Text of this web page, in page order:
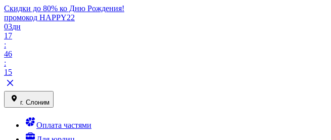
Скидки до 80% ко Дню Рождения!
промокод HAPPY22
03дн
17
:
46
:
15
г. Слоним
Оплата частями